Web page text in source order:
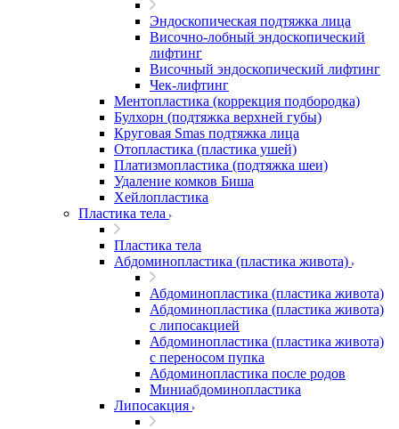
Эндоскопическая подтяжка лица
Височно-лобный эндоскопический
лифтинг
Височный эндоскопический лифтинг
Чек-лифтинг
Ментопластика (коррекция подбородка)
Булхорн (подтяжка верхней губы)
Круговая Smas подтяжка лица
Отопластика (пластика ушей)
Платизмопластика (подтяжка шеи)
Удаление комков Биша
Хейлопластика
Пластика тела
Пластика тела
Абдоминопластика (пластика живота)
Абдоминопластика (пластика живота)
Абдоминопластика (пластика живота)
с липосакцией
Абдоминопластика (пластика живота)
с переносом пупка
Абдоминопластика после родов
Миниабдоминопластика
Липосакция